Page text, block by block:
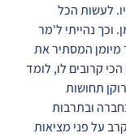
לעשות הכל
וכך נהייתי ל'מר
מיומן המסתיר את
קרובים לו, לומד
תחושות
ובתרבות
על פני מציאות